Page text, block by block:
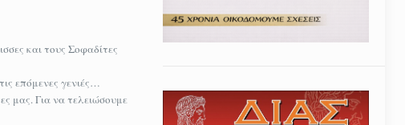
και τους Σοφαδίτες
επόμενες γενιές…
μας. Για να τελειώσουμε